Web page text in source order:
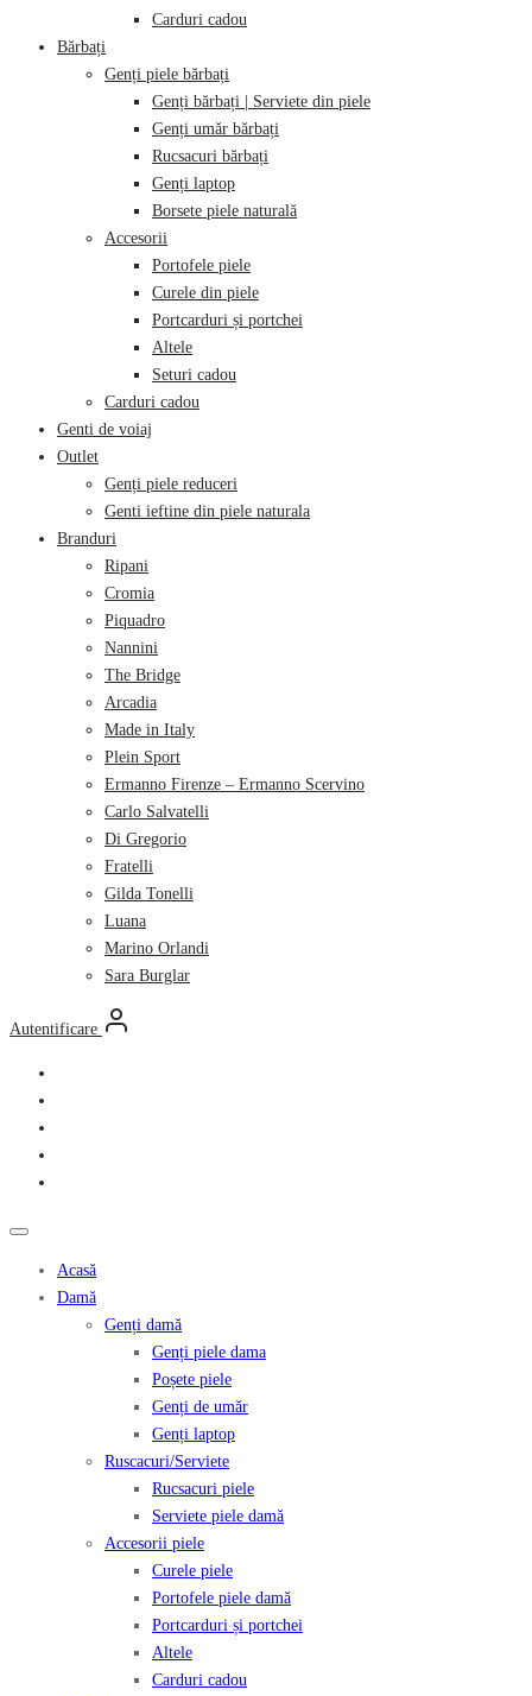
Carduri cadou
Bărbați
Genți piele bărbați
Genți bărbați | Serviete din piele
Genți umăr bărbați
Rucsacuri bărbați
Genți laptop
Borsete piele naturală
Accesorii
Portofele piele
Curele din piele
Portcarduri și portchei
Altele
Seturi cadou
Carduri cadou
Genti de voiaj
Outlet
Genți piele reduceri
Genti ieftine din piele naturala
Branduri
Ripani
Cromia
Piquadro
Nannini
The Bridge
Arcadia
Made in Italy
Plein Sport
Ermanno Firenze – Ermanno Scervino
Carlo Salvatelli
Di Gregorio
Fratelli
Gilda Tonelli
Luana
Marino Orlandi
Sara Burglar
Autentificare
Acasă
Damă
Genți damă
Genți piele dama
Poșete piele
Genți de umăr
Genți laptop
Ruscacuri/Serviete
Rucsacuri piele
Serviete piele damă
Accesorii piele
Curele piele
Portofele piele damă
Portcarduri și portchei
Altele
Carduri cadou